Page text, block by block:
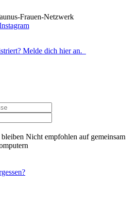
Frauen-Netzwerk
Melde dich hier an.
Nicht empfohlen auf gemeinsam